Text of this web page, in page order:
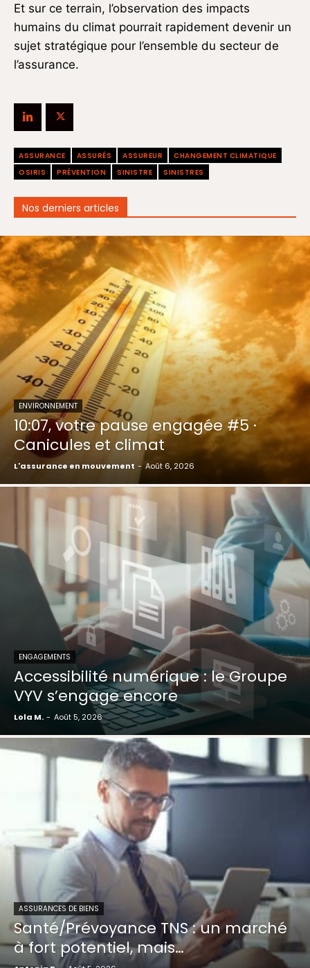
Et sur ce terrain, l’observation des impacts
humains du climat pourrait rapidement devenir un
sujet stratégique pour l’ensemble du secteur de
l’assurance.
ASSURANCE ASSURÉS ASSUREUR
CHANGEMENT CLIMATIQUE
OSIRIS
PRÉVENTION SINISTRE SINISTRES
Nos derniers articles
ENVIRONNEMENT
10:07, votre pause engagée #5 ·
Canicules et climat
L'assurance en mouvement - Août 6, 2026
ENGAGEMENTS
Accessibilité numérique : le Groupe
VYV s’engage encore
Lola M. - Août 5, 2026
ASSURANCES DE BIENS
Santé/Prévoyance TNS : un marché
à fort potentiel, mais…